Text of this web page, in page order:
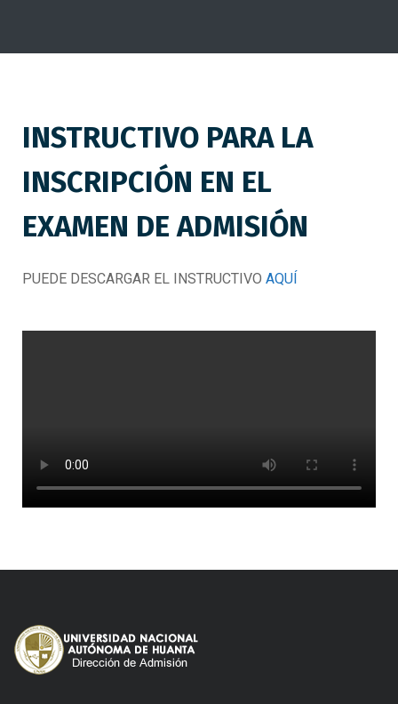
INSTRUCTIVO PARA LA
INSCRIPCIÓN EN EL
EXAMEN DE ADMISIÓN
PUEDE DESCARGAR EL INSTRUCTIVO AQUÍ